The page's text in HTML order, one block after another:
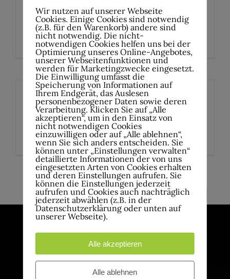
Björn Nonnweiler -Live im
Werkhof Hohenlimburg
Auftritt Band SAMURAI Werkhof
Kulturzentrum
Zurück 1
Wir nutzen auf unserer Webseite
Cookies. Einige Cookies sind notwendig
(z.B. für den Warenkorb) andere sind
nicht notwendig. Die nicht-
notwendigen Cookies helfen uns bei der
Optimierung unseres Online-Angebotes,
unserer Webseitenfunktionen und
werden für Marketingzwecke eingesetzt.
Die Einwilligung umfasst die
Speicherung von Informationen auf
Ihrem Endgerät, das Auslesen
personenbezogener Daten sowie deren
Verarbeitung. Klicken Sie auf „Alle
akzeptieren“, um in den Einsatz von
nicht notwendigen Cookies
einzuwilligen oder auf „Alle ablehnen“,
wenn Sie sich anders entscheiden. Sie
können unter „Einstellungen verwalten“
detaillierte Informationen der von uns
eingesetzten Arten von Cookies erhalten
und deren Einstellungen aufrufen. Sie
können die Einstellungen jederzeit
aufrufen und Cookies auch nachträglich
jederzeit abwählen (z.B. in der
Datenschutzerklärung oder unten auf
unserer Webseite).
Alle akzeptieren
Alle ablehnen